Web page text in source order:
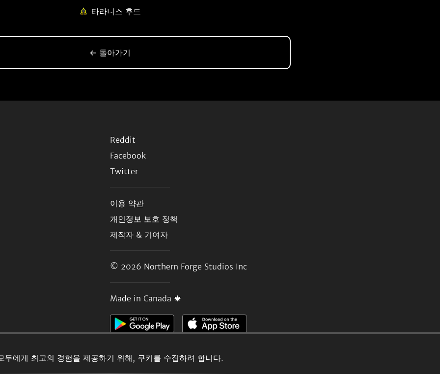
두에게 최고의 경험을 제공하기 위해, 쿠키를 수집하려 합니다.
타라니스 후드
← 돌아가기
Reddit
Facebook
Twitter
이용 약관
개인정보 보호 정책
제작자 & 기여자
© 2026 Northern Forge Studios Inc
Made in Canada 🍁